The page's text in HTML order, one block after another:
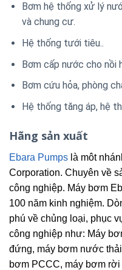
Bơm hệ thống xử lý
và chung cư.
Hệ thống tưới tiêu..
Bơm cấp nước cho nồi
Bơm cứu hỏa, phòng
Hệ thống tăng áp, hệ
Hãng sản xuất
Ebara Pumps là môt
Corporation. Chuyên về
công nghiệp. Máy bơm
100 năm kinh nghiệm.
phú về chủng loại, phục
công nghiệp như: Máy
đứng, máy bơm nước
bơm PCCC, máy bơm